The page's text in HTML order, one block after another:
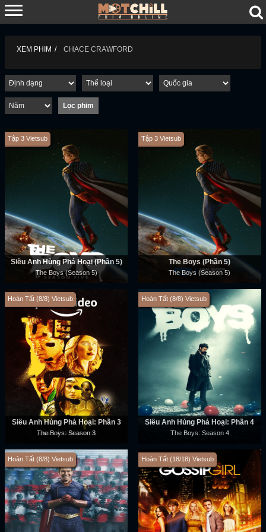
XEM PHIM CHACE CRAWFORD
Tập 3 Vietsub
Siêu Anh Hùng Phá Hoại (Phần 5)
The Boys (Season 5)
Tập 3 Vietsub
The Boys (Phần 5)
The Boys (Season 5)
Hoàn Tất (8/8) Vietsub
Siêu Anh Hùng Phá Hoại: Phần 3
The Boys: Season 3
Hoàn Tất (8/8) Vietsub
Siêu Anh Hùng Phá Hoại: Phần 4
The Boys: Season 4
Hoàn Tất (8/8) Vietsub Hoàn Tất (18/18) Vietsub